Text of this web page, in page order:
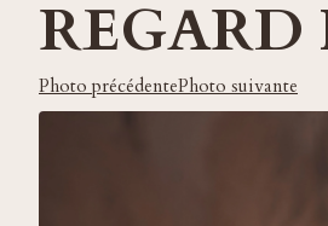
Photo précédentePhoto suivante